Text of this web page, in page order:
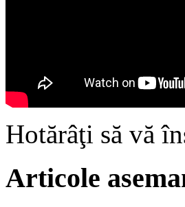
Hotărâţi să vă
Articole